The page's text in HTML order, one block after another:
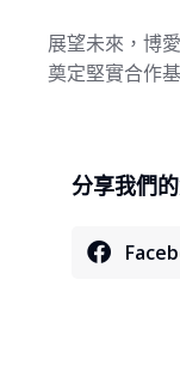
展望未來，博
奠定堅實合作
分享我們